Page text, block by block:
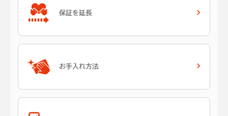
保証を延長
お手入れ方法